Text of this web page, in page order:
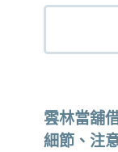
雲林當舖
細節、注